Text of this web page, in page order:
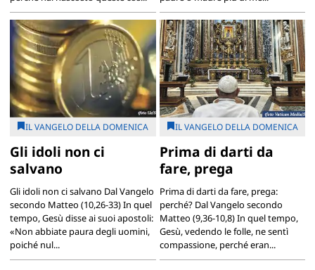
IL VANGELO DELLA DOMENICA
Gli idoli non ci
salvano
Gli idoli non ci salvano Dal Vangelo
secondo Matteo (10,26-33) In quel
tempo, Gesù disse ai suoi apostoli:
«Non abbiate paura degli uomini,
poiché nul...
IL VANGELO DELLA DOMENICA
Prima di darti da
fare, prega
Prima di darti da fare, prega:
perché? Dal Vangelo secondo
Matteo (9,36-10,8) In quel tempo,
Gesù, vedendo le folle, ne sentì
compassione, perché eran...